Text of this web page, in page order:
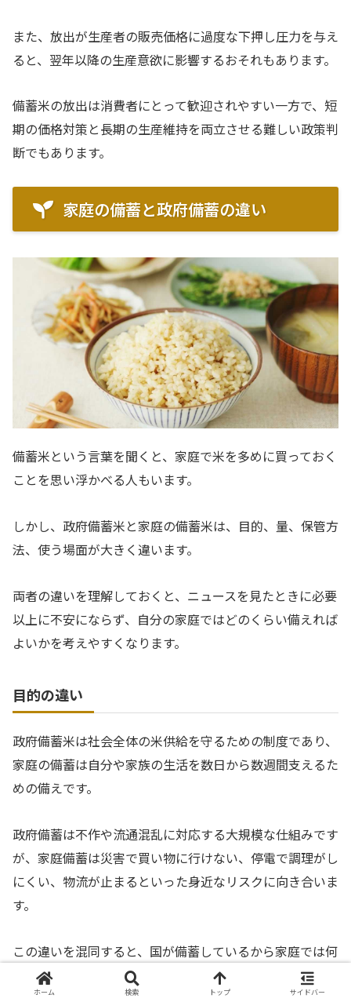
また、放出が生産者の販売価格に過度な下押し圧力を与え
ると、翌年以降の生産意欲に影響するおそれもあります。
備蓄米の放出は消費者にとって歓迎されやすい一方で、短
期の価格対策と長期の生産維持を両立させる難しい政策判
断でもあります。
家庭の備蓄と政府備蓄の違い
備蓄米という言葉を聞くと、家庭で米を多めに買っておく
ことを思い浮かべる人もいます。
しかし、政府備蓄米と家庭の備蓄米は、目的、量、保管方
法、使う場面が大きく違います。
両者の違いを理解しておくと、ニュースを見たときに必要
以上に不安にならず、自分の家庭ではどのくらい備えれば
よいかを考えやすくなります。
目的の違い
政府備蓄米は社会全体の米供給を守るための制度であり、
家庭の備蓄は自分や家族の生活を数日から数週間支えるた
めの備えです。
政府備蓄は不作や流通混乱に対応する大規模な仕組みです
が、家庭備蓄は災害で買い物に行けない、停電で調理がし
にくい、物流が止まるといった身近なリスクに向き合いま
す。
この違いを混同すると、国が備蓄しているから家庭では何
もしなくてよいと考えたり、反対に家庭で大量に買い込め
ば社会不安に備えられると考えたりしがちです。
ホーム 検索 トップ サイドバー